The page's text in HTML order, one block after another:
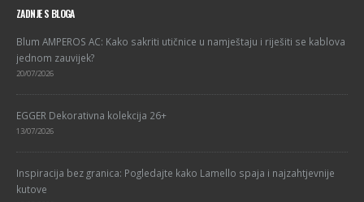
ZADNJE S BLOGA
Blum AMPEROS AC: Kako sakriti utičnice u namještaju i riješiti se kablova
jednom zauvijek?
20/07/2026
EGGER Dekorativna kolekcija 26+
13/07/2026
Inspiracija bez granica: Pogledajte kako Lamello spaja i najzahtjevnije
kutove